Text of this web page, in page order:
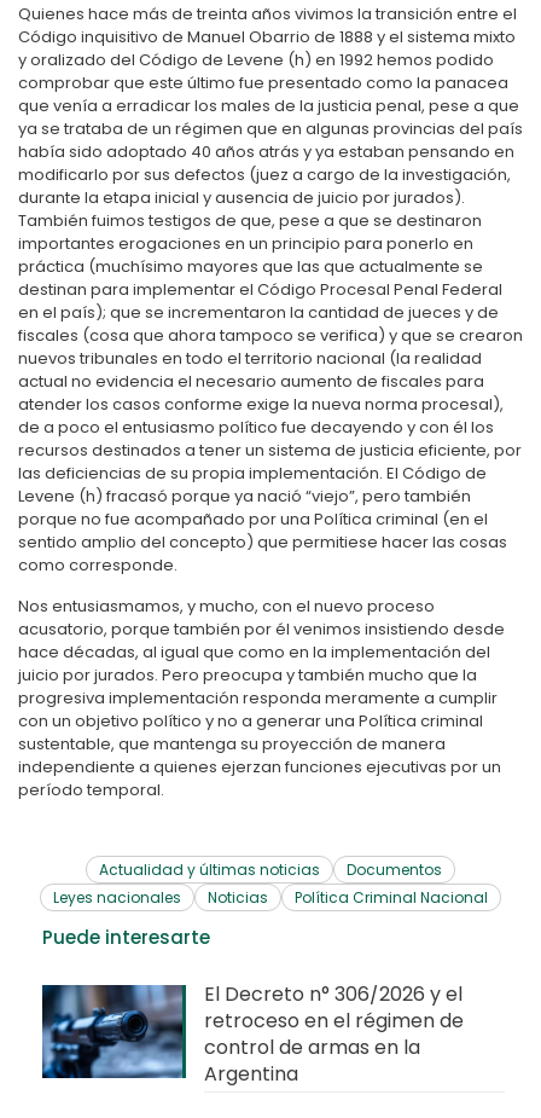
Quienes hace más de treinta años vivimos la transición entre el
Código inquisitivo de Manuel Obarrio de 1888 y el sistema mixto
y oralizado del Código de Levene (h) en 1992 hemos podido
comprobar que este último fue presentado como la panacea
que venía a erradicar los males de la justicia penal, pese a que
ya se trataba de un régimen que en algunas provincias del país
había sido adoptado 40 años atrás y ya estaban pensando en
modificarlo por sus defectos (juez a cargo de la investigación,
durante la etapa inicial y ausencia de juicio por jurados).
También fuimos testigos de que, pese a que se destinaron
importantes erogaciones en un principio para ponerlo en
práctica (muchísimo mayores que las que actualmente se
destinan para implementar el Código Procesal Penal Federal
en el país); que se incrementaron la cantidad de jueces y de
fiscales (cosa que ahora tampoco se verifica) y que se crearon
nuevos tribunales en todo el territorio nacional (la realidad
actual no evidencia el necesario aumento de fiscales para
atender los casos conforme exige la nueva norma procesal),
de a poco el entusiasmo político fue decayendo y con él los
recursos destinados a tener un sistema de justicia eficiente, por
las deficiencias de su propia implementación. El Código de
Levene (h) fracasó porque ya nació “viejo”, pero también
porque no fue acompañado por una Política criminal (en el
sentido amplio del concepto) que permitiese hacer las cosas
como corresponde.
Nos entusiasmamos, y mucho, con el nuevo proceso
acusatorio, porque también por él venimos insistiendo desde
hace décadas, al igual que como en la implementación del
juicio por jurados. Pero preocupa y también mucho que la
progresiva implementación responda meramente a cumplir
con un objetivo político y no a generar una Política criminal
sustentable, que mantenga su proyección de manera
independiente a quienes ejerzan funciones ejecutivas por un
período temporal.
Actualidad y últimas noticias
Documentos
Leyes nacionales
Noticias Política Criminal Nacional
Puede interesarte
El Decreto n° 306/2026 y el
retroceso en el régimen de
control de armas en la
Argentina